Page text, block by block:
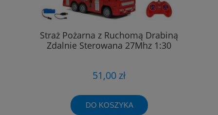
Straż Pożarna z Ruchomą Drabiną
Zdalnie Sterowana 27Mhz 1:30
51,00 zł
DO KOSZYKA